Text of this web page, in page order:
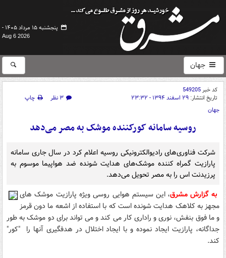
پنجشنبه ۱۵ مرداد ۱۴۰۵ -
Aug 6 2026
جهان
کد خبر549205
تاریخ انتشار: ۲۹ اسفند ۱۳۹۴ - ۲۳:۳۲ ۳ نظر
چاپ
جهان
روسیه سامانه کورکننده موشک به مصر می‌دهد
شرکت فناوری‌های رادیوالکترونیکی روسیه اعلام کرد در سال جاری سامانه
پارازیت گمراه کننده موشک‌های هدایت شونده ضد هواپیما موسوم به
پرزیدنت اس را به مصر تحویل می‌دهد.
به گزارش مشرق، این سیستم هوایی روسی ویژه پارازیت موشک های
مجهز به کلاهک هدایت شونده است که با استفاده از اشعه ما دون قرمز
و ما فوق بنفش، نوری و راداری کار می کند و می تواند برای دو موشک به طور
جداگانه، پارازیت ایجاد نموده و با ایجاد اختلال در هدفگیری آنها را "کور"
کند.